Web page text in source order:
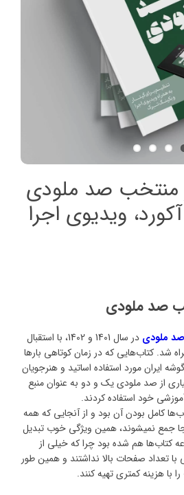
منتخب صد ملودی
ویدیوی اجرا
صد ملودی
ملودی
در سال 1401 و 1402، با استقبال
شد. کتاب‌هایی که در زمان کوتاهی بارها
ایران مورد استفاده اساتید و هنرجویان
از صد ملودی یک و دو به عنوان منبع
خود استفاده کردند.
کامل بودن آن بود و از آنجایی که همه
نمیشوند، همین ویژگی خوب تبدیل
کتاب‌ها هم شده بود چرا که خیلی از
با تعداد صفحات بالا نداشتند و همین طور
با هزینه کمتری تهیه کنند.